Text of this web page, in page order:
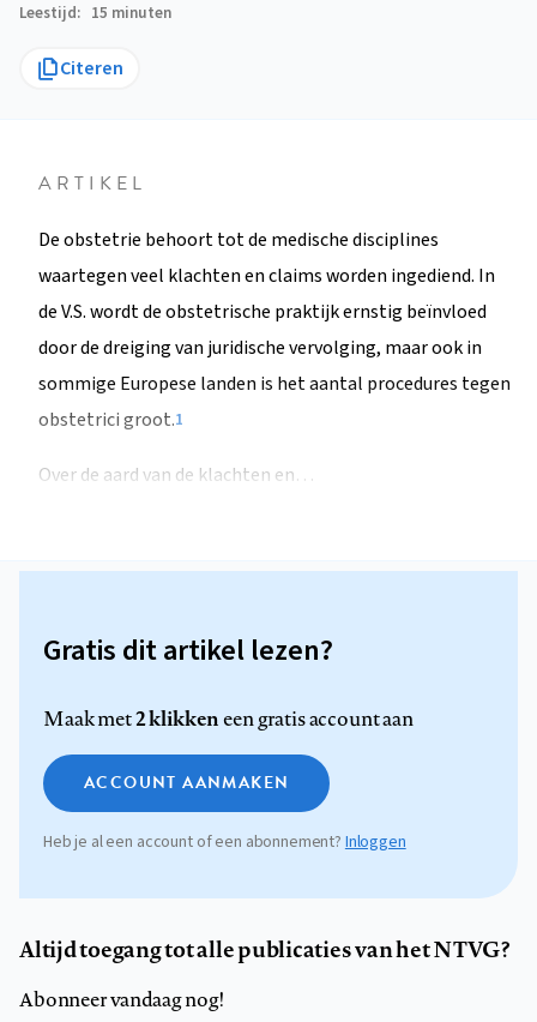
Leestijd 15 minuten
Citeren
ARTIKEL
De obstetrie behoort tot de medische disciplines
waartegen veel klachten en claims worden ingediend. In
de V.S. wordt de obstetrische praktijk ernstig beïnvloed
door de dreiging van juridische vervolging, maar ook in
sommige Europese landen is het aantal procedures tegen
obstetrici groot.1
Over de aard van de klachten en…
Gratis dit artikel lezen?
Maak met2 klikkeneen gratis account aan
ACCOUNT AANMAKEN
Heb je al een account of een abonnement? Inloggen
Altijd toegang tot alle publicaties van het NTVG?
Abonneer vandaag nog!